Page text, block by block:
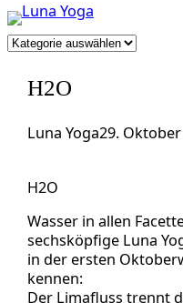
Kategorien
H2O
Luna Yoga29.
H2O
Wasser in allen
sechsköpfige Luna
in der ersten
kennen:
Der Limafluss trennt